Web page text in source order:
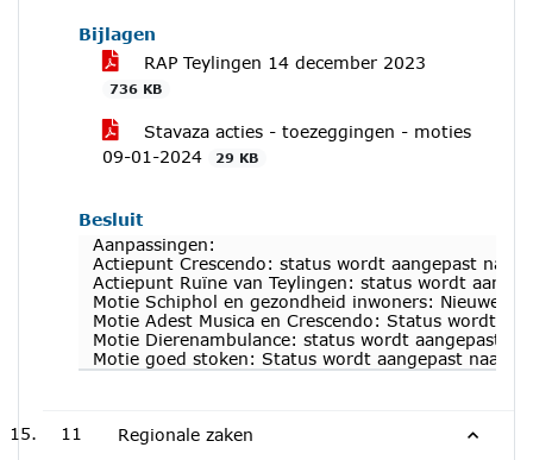
Bijlagen
RAP Teylingen 14 december 2023
736 KB
Stavaza acties - toezeggingen - moties
09-01-2024
29 KB
Besluit
Aanpassingen:
Actiepunt Crescendo: status wordt aangepast naar
Actiepunt Ruïne van Teylingen: status wordt
Motie Schiphol en gezondheid inwoners: Nieuwe
Motie Adest Musica en Crescendo: Status wordt
Motie Dierenambulance: status wordt aangepast
Motie goed stoken: Status wordt aangepast naar
11 Regionale zaken